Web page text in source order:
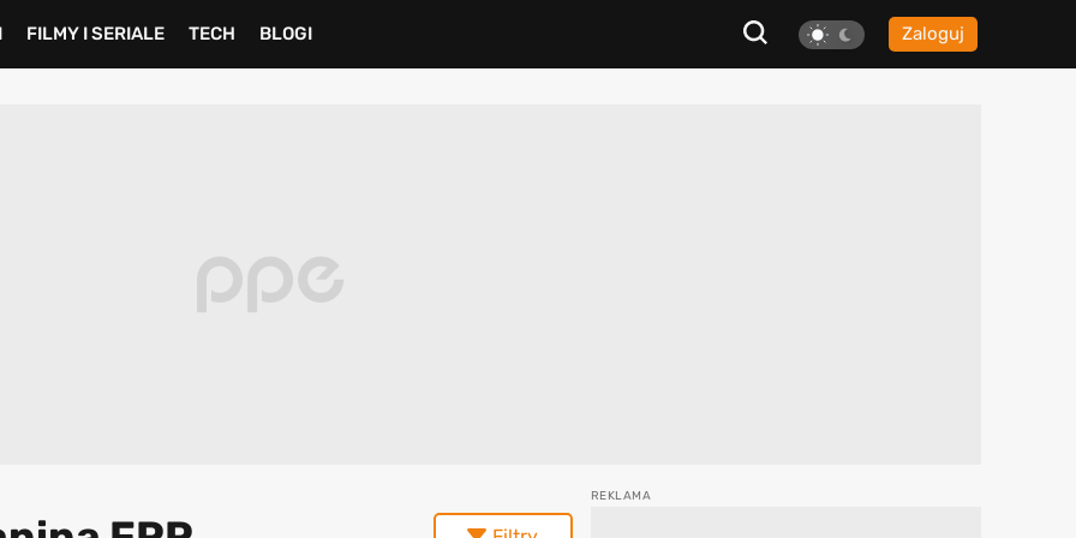
Zaloguj
FILMY I SERIALE TECH BLOGI